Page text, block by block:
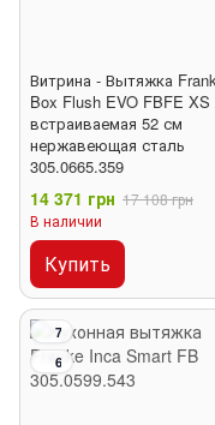
Витрина - Вытяжка
Box Flush EVO FBFE XS
встраиваемая 52 см
нержавеющая сталь
305.0665.359
14 371 грн 17 108 грн
В наличии
Купить
7
6